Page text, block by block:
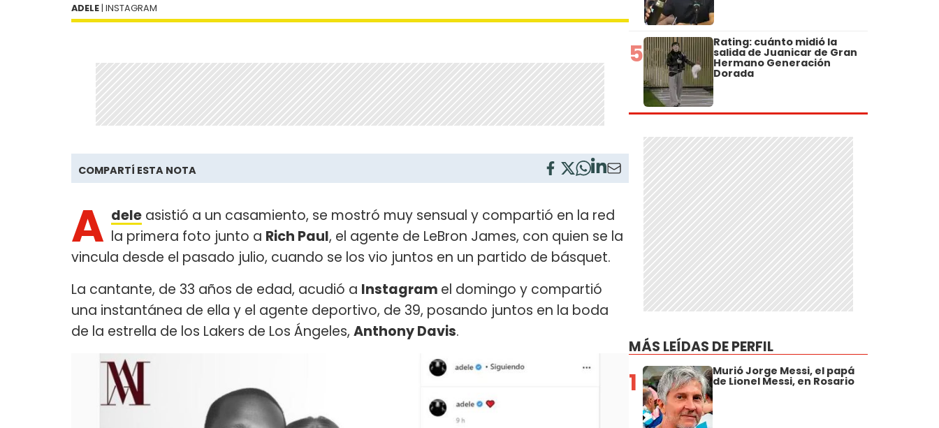
ADELE | INSTAGRAM
COMPARTÍ ESTA NOTA
A dele asistió a un casamiento, se mostró muy sensual y compartió en la red
la primera foto junto a Rich Paul, el agente de LeBron James, con quien se la
vincula desde el pasado julio, cuando se los vio juntos en un partido de básquet.
La cantante, de 33 años de edad, acudió a Instagram el domingo y compartió
una instantánea de ella y el agente deportivo, de 39, posando juntos en la boda
de la estrella de los Lakers de Los Ángeles, Anthony Davis.
5 Rating: cuánto midió la
salida de Juanicar de Gran
Hermano Generación
Dorada
MÁS LEÍDAS DE PERFIL
1 Murió Jorge Messi, el papá
de Lionel Messi, en Rosario